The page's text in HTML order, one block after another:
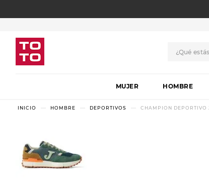
MUJER HOMBRE
HOMBRE DEPORTIVOS CHAMPION DEPORTIVO
1.
botas
skechers